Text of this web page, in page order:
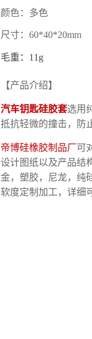
颜色：多色
尺寸：60*40*20mm
毛重：11g
【产品介绍】
汽车钥匙硅胶套选用
抵抗轻微的撞击，防
帝博硅橡胶制品厂可
设计图纸以及产品结
金，塑胶，尼龙，纯
软度定制加工，详细